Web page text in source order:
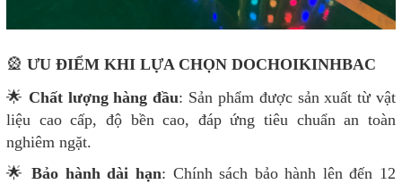
🎡 ƯU ĐIỂM KHI LỰA CHỌN DOCHOIKINHBAC
🌟 Chất lượng hàng đầu: Sản phẩm được sản xuất từ vật
liệu cao cấp, độ bền cao, đáp ứng tiêu chuẩn an toàn
nghiêm ngặt.
🌟Bảo hành dài hạn: Chính sách bảo hành lên đến 12